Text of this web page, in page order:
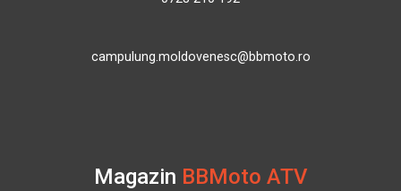
campulung.moldovenesc@bbmoto.ro
Magazin BBMoto ATV